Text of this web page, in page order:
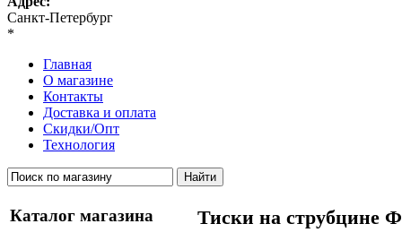
Санкт-Петербург
*
Главная
О магазине
Контакты
Доставка и оплата
Скидки/Опт
Технология
Каталог магазина Тиски на струбцине